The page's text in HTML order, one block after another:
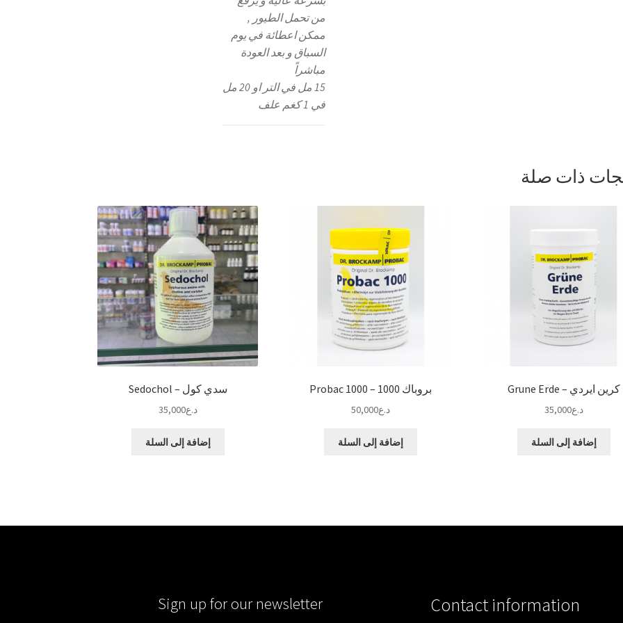
من تحمل الطيور ,
ممكن اعطائة في يوم
السباق و بعد العودة
مباشراً
15 مل في التر او 20 مل
في 1 كغم علف
ذات صلة
كرين ايردي – Grune Erde
د.ع35,000
إضافة إلى السلة
بروباك 1000 – Probac 1000
د.ع50,000
إضافة إلى السلة
سدي كول – Sedochol
د.ع35,000
إضافة إلى السلة
Contact information
Sign up for our newsletter